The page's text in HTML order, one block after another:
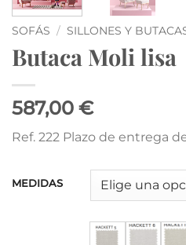
SOFÁS / SILLONES Y
Butaca Moli lisa
587,00 €
Ref. 222 Plazo de entrega
MEDIDAS